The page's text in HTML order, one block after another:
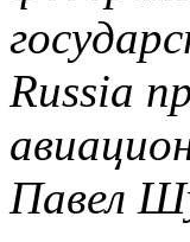
Russia
Павел